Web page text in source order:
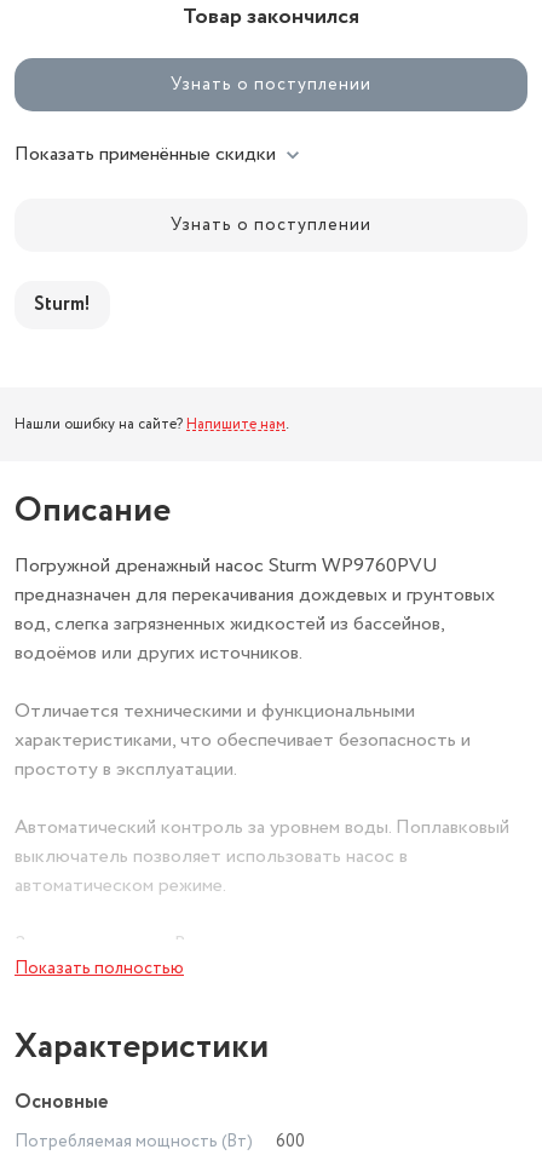
Товар закончился
Узнать о поступлении
Показать применённые скидки
Узнать о поступлении
Sturm!
Нашли ошибку на сайте? Напишите нам.
Описание
Погружной дренажный насос Sturm WP9760PVU
предназначен для перекачивания дождевых и грунтовых
вод, слегка загрязненных жидкостей из бассейнов,
водоёмов или других источников.
Отличается техническими и функциональными
характеристиками, что обеспечивает безопасность и
простоту в эксплуатации.
Автоматический контроль за уровнем воды. Поплавковый
выключатель позволяет использовать насос в
автоматическом режиме.
Защита двигателя. Встроенная термозащита автоматически
остановит насос при перегреве и включит его при
Показать полностью
Характеристики
Основные
Потребляемая мощность (Вт)
600